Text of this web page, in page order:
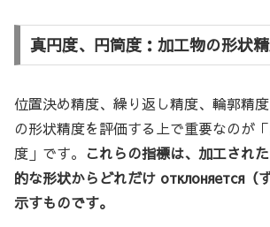
真円度、円筒度：加工物の形状
位置決め精度、繰り返し精度、輪郭精
の形状精度を評価する上で重要なのが
度」です。 これらの指標は、加工され
的な形状からどれだけ отклоняется（
示すものです。